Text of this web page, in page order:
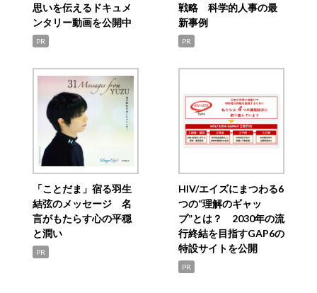
思いを伝えるドキュメ
ンタリー動画を公開中
PR
戦略 科学的人事の最
新事例
PR
「ことだま」宿る羽生
結弦のメッセージ 名
言がもたらす心の平穏
と潤い
PR
HIV/エイズにまつわる6
つの“理解のギャッ
プ”とは？ 2030年の流
行終結を目指すGAP6の
特設サイトを公開
PR